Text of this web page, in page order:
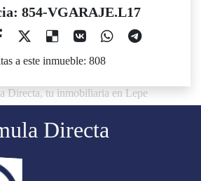
854-VGARAJE.L17
a este inmueble: 808
Directa, tu inmobiliaria en Lepe
Directa